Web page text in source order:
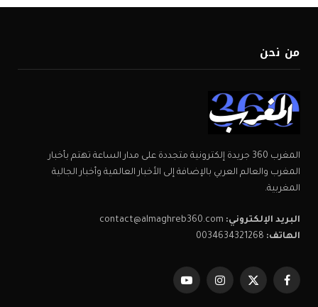
من نحن
المغرب 360 جريدة إلكترونية متجددة على مدار الساعة تهتم بأخبار
المغرب والعالم العربي بالإضافة إلى الأخبار العالمية وأخبار الجالية
المغربية.
البريد الإلكتروني:
الهاتف:
فيسبوكX
الانستغراميوتيوب